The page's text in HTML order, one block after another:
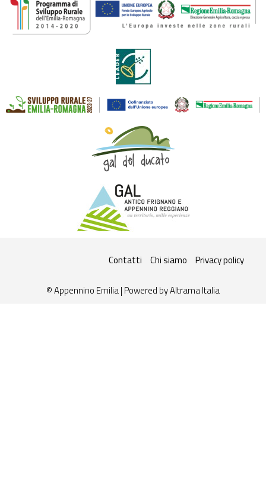
© Appennino Emilia | Powered byAltrama Italia
Contatti Chi siamo Privacy policy